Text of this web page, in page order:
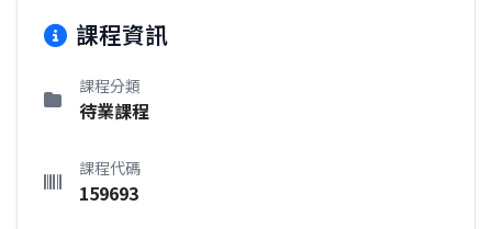
課程資訊
課程分類
待業課程
課程代碼
159693